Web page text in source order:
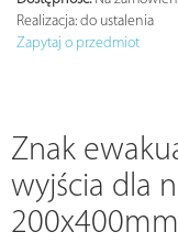
Realizacja: do ustalenia
Zapytaj o przedmiot
Znak
wyjścia dla
200x400mm